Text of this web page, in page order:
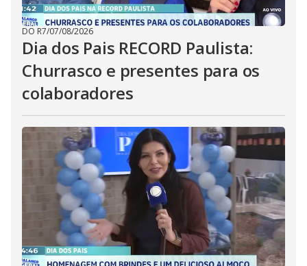
DO R7/07/08/2026
Dia dos Pais RECORD Paulista:
Churrasco e presentes para os
colaboradores